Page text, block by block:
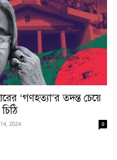
‘গণহত্যা’র তদন্ত চেয়ে
2024 0